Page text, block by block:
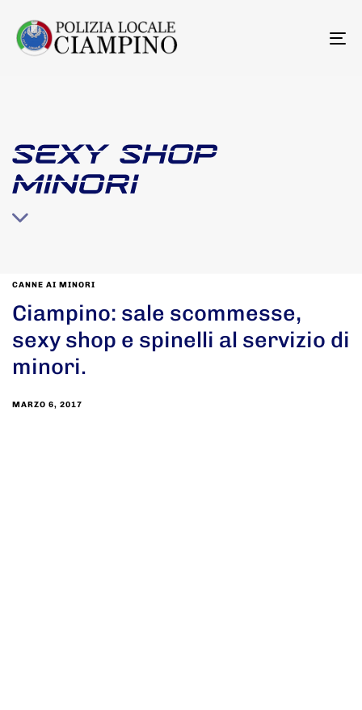
SEXY SHOP
MINORI
CANNE AI MINORI
Ciampino: sale scommesse,
sexy shop e spinelli al servizio di
minori.
MARZO 6, 2017